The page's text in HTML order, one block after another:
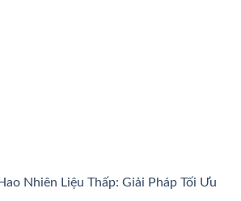
Nhiên Liệu Thấp: Giải Pháp Tối Ưu